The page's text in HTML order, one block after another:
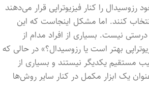
رزوسیدال را کنار فیزیوتراپی قرار می‌دهند
کنند. اما مشکل اینجاست که این
نیست. بسیاری از افراد مدام از
بهتر است یا رزوسیدال؟» در حالی که
مستقیم یکدیگر نیستند و بسیاری از
یک ابزار مکمل در کنار سایر روش‌ها